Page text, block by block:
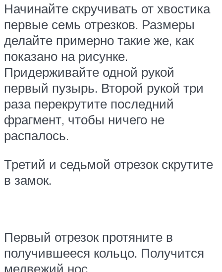
Начинайте скручивать от хвостика
первые семь отрезков. Размеры
делайте примерно такие же, как
показано на рисунке.
Придерживайте одной рукой
первый пузырь. Второй рукой три
раза перекрутите последний
фрагмент, чтобы ничего не
распалось.
Третий и седьмой отрезок скрутите
в замок.
Первый отрезок протяните в
получившееся кольцо. Получится
медвежий нос.